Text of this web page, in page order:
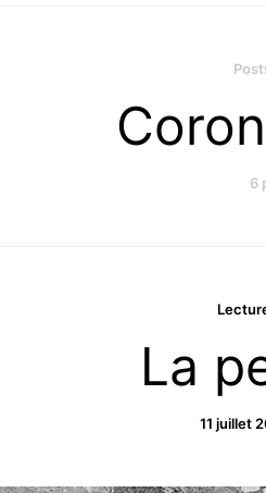
6
La
11 juillet